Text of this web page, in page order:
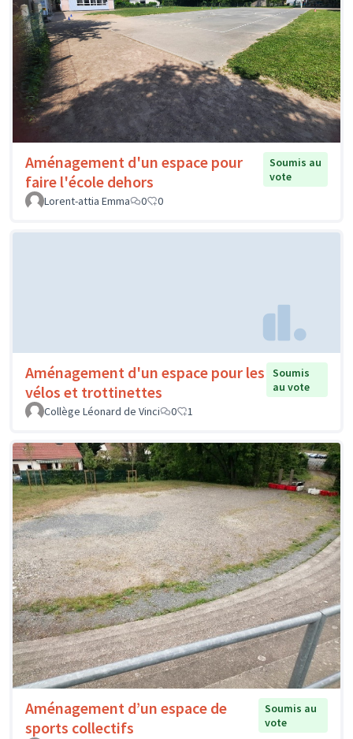
Aménagement d'un espace pour
faire l'école dehors
Soumis au
vote
Lorent-attia Emma
0 0
Aménagement d'un espace pour les
vélos et trottinettes
Soumis
au vote
Collège Léonard de Vinci
0 1
Aménagement d’un espace de
sports collectifs
Soumis au
vote